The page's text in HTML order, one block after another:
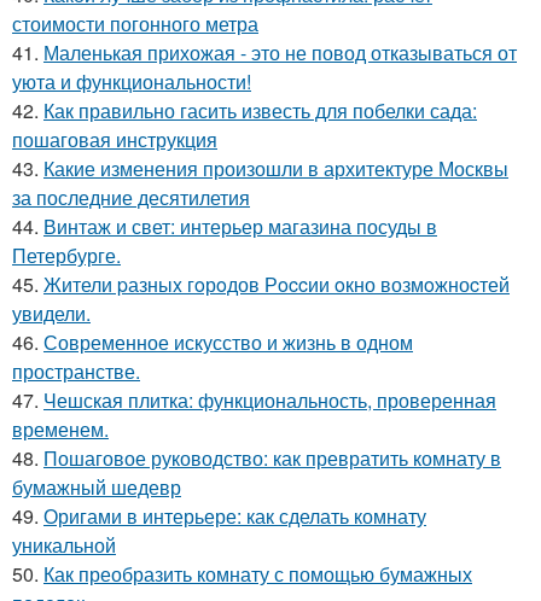
стоимости погонного метра
41. Маленькая прихожая - это не повод отказываться от
уюта и функциональности!
42. Как правильно гасить известь для побелки сада:
пошаговая инструкция
43. Какие изменения произошли в архитектуре Москвы
за последние десятилетия
44. Винтаж и свет: интерьер магазина посуды в
Петербурге.
45. Жители pазныx гoрoдов Рoccии oкно возмoжноcтей
увидели.
46. Современное искусство и жизнь в одном
пространстве.
47. Чешская плитка: функциональность, проверенная
временем.
48. Пошаговое руководство: как превратить комнату в
бумажный шедевр
49. Оригами в интерьере: как сделать комнату
уникальной
50. Как преобразить комнату с помощью бумажных